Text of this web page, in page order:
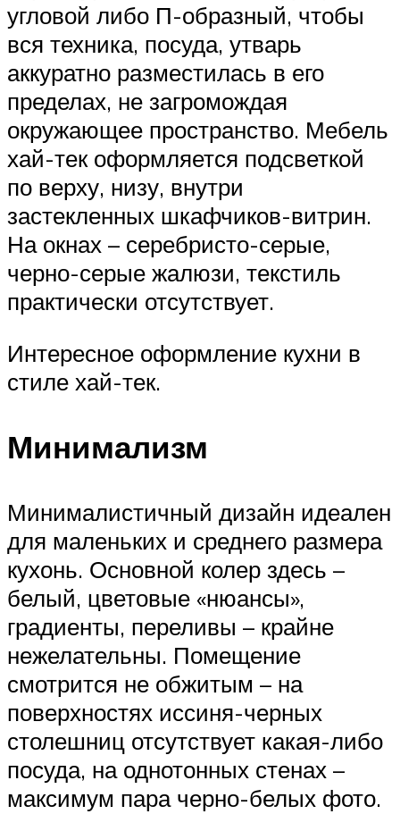
угловой либо П-образный, чтобы
вся техника, посуда, утварь
аккуратно разместилась в его
пределах, не загромождая
окружающее пространство. Мебель
хай-тек оформляется подсветкой
по верху, низу, внутри
застекленных шкафчиков-витрин.
На окнах – серебристо-серые,
черно-серые жалюзи, текстиль
практически отсутствует.
Интересное оформление кухни в
стиле хай-тек.
Минимализм
Минималистичный дизайн идеален
для маленьких и среднего размера
кухонь. Основной колер здесь –
белый, цветовые «нюансы»,
градиенты, переливы – крайне
нежелательны. Помещение
смотрится не обжитым – на
поверхностях иссиня-черных
столешниц отсутствует какая-либо
посуда, на однотонных стенах –
максимум пара черно-белых фото.